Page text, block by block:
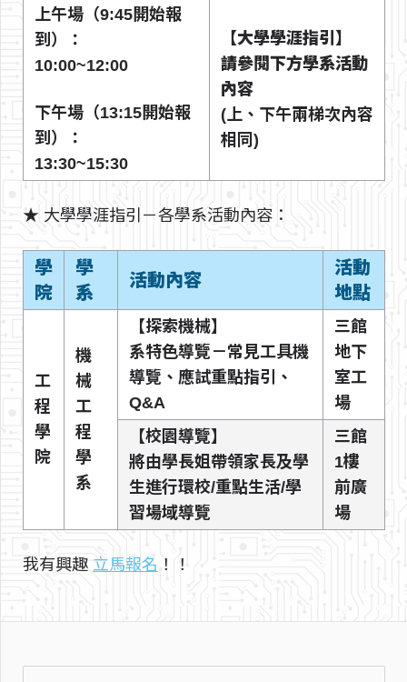
上午場（9:45開始報
到）：
10:00~12:00
下午場（13:15開始報
到）：
13:30~15:30
【大學學涯指引】
請參閱下方學系活動
內容
(上、下午兩梯次內容
相同)
★ 大學學涯指引－各學系活動內容：
學
院
學
系
活動內容
活動
地點
工
程
學
院
機
械
工
程
學
系
【探索機械】
系特色導覽－常見工具機
導覽、應試重點指引、
Q&A
三館
地下
室工
場
【校園導覽】
將由學長姐帶領家長及學
生進行環校/重點生活/學
習場域導覽
三館
1樓
前廣
場
我有興趣 立馬報名 ！！